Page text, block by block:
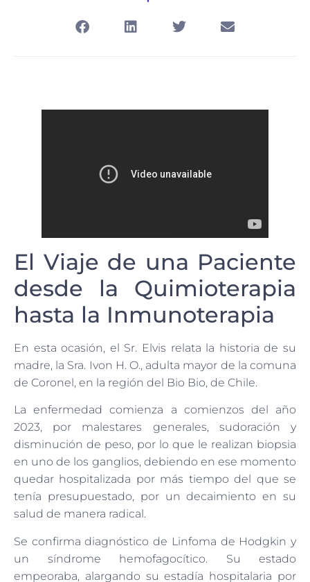
El Viaje de una Paciente
desde la Quimioterapia
hasta la Inmunoterapia
En esta ocasión, el Sr. Elvis relata la historia de su
madre, la Sra. Ivon H. O., adulta mayor de la comuna
de Coronel, en la región del Bio Bio, de Chile.
La enfermedad comienza a comienzos del año
2023, por malestares generales, sudoración y
disminución de peso, por lo que le realizan biopsia
en uno de los ganglios, debiendo en ese momento
quedar hospitalizada por más tiempo del que se
tenía presupuestado, por un decaimiento en su
salud de manera radical.
Se confirma diagnóstico de Linfoma de Hodgkin y
un síndrome hemofagocítico. Su estado
empeoraba, alargando su estadía hospitalaria por